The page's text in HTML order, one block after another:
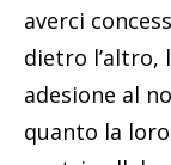
averci
dietro l’altro,
adesione al
quanto la